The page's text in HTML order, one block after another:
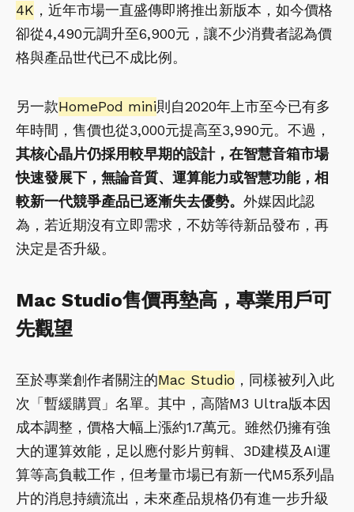
4K ，近年市場一直盛傳即將推出新版本，如今價格
卻從4,490元調升至6,900元，讓不少消費者認為價
格與產品世代已不成比例。
另一款HomePod mini則自2020年上市至今已有多
年時間，售價也從3,000元提高至3,990元。不過，
其核心晶片仍採用較早期的設計，在智慧音箱市場
快速發展下，無論音質、運算能力或智慧功能，相
較新一代競爭產品已逐漸失去優勢。 外媒因此認
為，若近期沒有立即需求，不妨等待新品發布，再
決定是否升級。
Mac Studio售價再墊高，專業用戶可
先觀望
至於專業創作者關注的Mac Studio ，同樣被列入此
次「暫緩購買」名單。其中，高階M3 Ultra版本因
成本調整，價格大幅上漲約1.7萬元。雖然仍擁有強
大的運算效能，足以應付影片剪輯、3D建模及AI運
算等高負載工作，但考量市場已有新一代M5系列晶
片的消息持續流出，未來產品規格仍有進一步升級